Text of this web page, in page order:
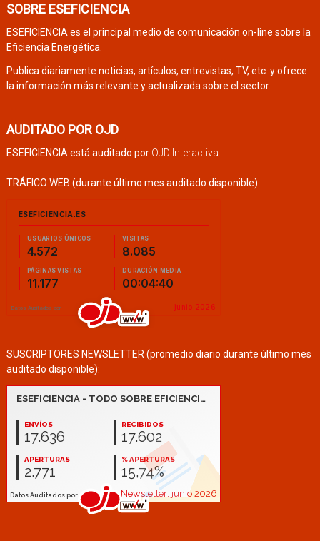
SOBRE ESEFICIENCIA
ESEFICIENCIA es el principal medio de comunicación on-line sobre la
Eficiencia Energética.
Publica diariamente noticias, artículos, entrevistas, TV, etc. y ofrece
la información más relevante y actualizada sobre el sector.
AUDITADO POR OJD
ESEFICIENCIA está auditado por OJD Interactiva
TRÁFICO WEB (durante último mes auditado disponible):
SUSCRIPTORES NEWSLETTER (promedio diario durante último mes
auditado disponible):